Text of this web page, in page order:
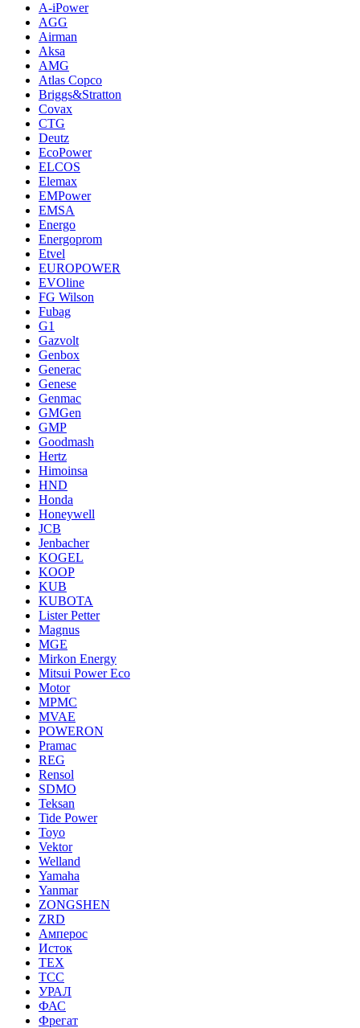
A-iPower
AGG
Airman
Aksa
AMG
Atlas Copco
Briggs&Stratton
Covax
CTG
Deutz
EcoPower
ELCOS
Elemax
EMPower
EMSA
Energo
Energoprom
Etvel
EUROPOWER
EVOline
FG Wilson
Fubag
G1
Gazvolt
Genbox
Generac
Genese
Genmac
GMGen
GMP
Goodmash
Hertz
Himoinsa
HND
Honda
Honeywell
JCB
Jenbacher
KOGEL
KOOP
KUB
KUBOTA
Lister Petter
Magnus
MGE
Mirkon Energy
Mitsui Power Eco
Motor
MPMC
MVAE
POWERON
Pramac
REG
Rensol
SDMO
Teksan
Tide Power
Toyo
Vektor
Welland
Yamaha
Yanmar
ZONGSHEN
ZRD
Амперос
Исток
ТЕХ
ТСС
УРАЛ
ФАС
Фрегат